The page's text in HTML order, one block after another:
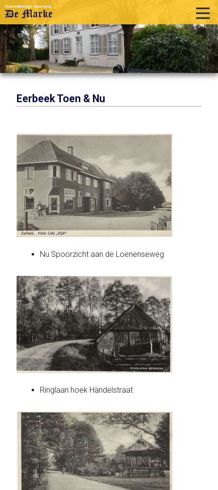
home
historie
activiteiten
Eerbeek Toen & Nu
Nu Spoorzicht aan de Loenenseweg
Ringlaan hoek Händelstraat